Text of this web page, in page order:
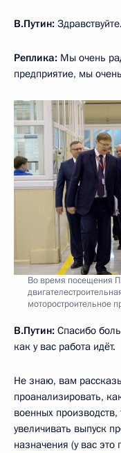
В.Путин: Здравствуйте.
Реплика: Мы очень
предприятие, мы
Во время посещения
моторостроительное
В.Путин: Спасибо
как у вас работа идёт.
Не знаю, вам
проанализировать,
военных
увеличивать выпуск
назначения (у вас это